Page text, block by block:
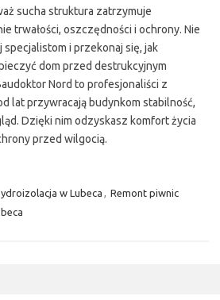
sucha struktura zatrzymuje
trwałości, oszczędności i ochrony. Nie
i przekonaj się, jak
dom przed destrukcyjnym
Nord to profesjonaliści z
lat przywracają budynkom stabilność,
Dzięki nim odzyskasz komfort życia
przed wilgocią.
w Lubeca , Remont piwnic